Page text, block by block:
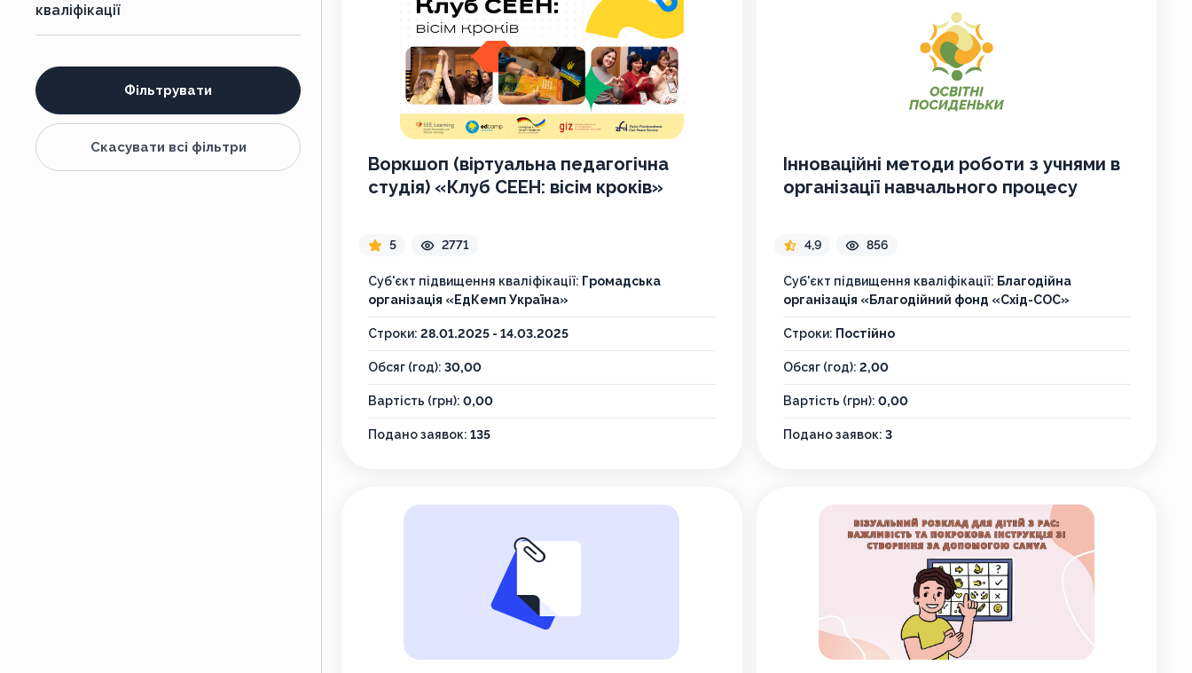
кваліфікації
Фільтрувати
Скасувати всі фільтри
Воркшоп (віртуальна педагогічна
студія) «Клуб СЕЕН: вісім кроків»
5 2771
Суб'єкт підвищення кваліфікації: Громадська
організація «ЕдКемп Україна»
Строки: 28.01.2025 - 14.03.2025
Обсяг (год): 30,00
Вартість (грн): 0,00
Подано заявок: 135
Інноваційні методи роботи з учнями в
організації навчального процесу
4,9 856
Суб'єкт підвищення кваліфікації: Благодійна
організація «Благодійний фонд «Схід-СОС»
Строки: Постійно
Обсяг (год): 2,00
Вартість (грн): 0,00
Подано заявок: 3